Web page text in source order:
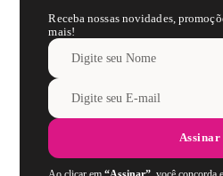
Receba nossas novidades,
mais!
Assinar